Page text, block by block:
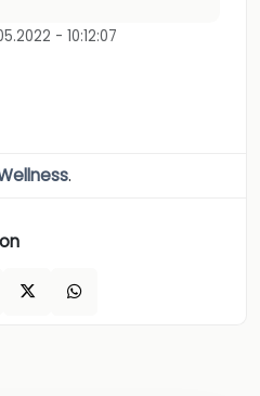
- 10:12:07
.